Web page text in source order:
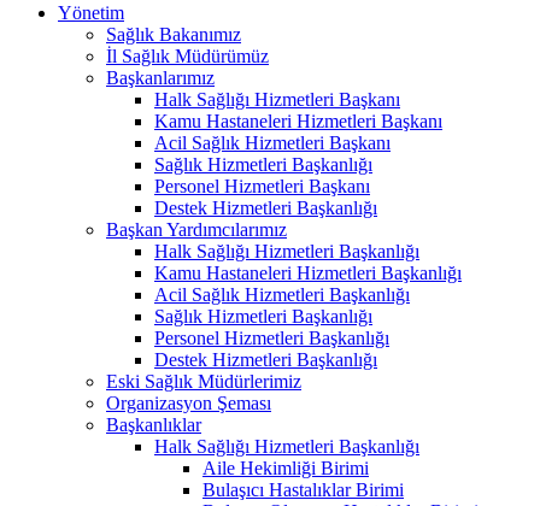
Yönetim
Sağlık Bakanımız
İl Sağlık Müdürümüz
Başkanlarımız
Halk Sağlığı Hizmetleri Başkanı
Kamu Hastaneleri Hizmetleri Başkanı
Acil Sağlık Hizmetleri Başkanı
Sağlık Hizmetleri Başkanlığı
Personel Hizmetleri Başkanı
Destek Hizmetleri Başkanlığı
Başkan Yardımcılarımız
Halk Sağlığı Hizmetleri Başkanlığı
Kamu Hastaneleri Hizmetleri Başkanlığı
Acil Sağlık Hizmetleri Başkanlığı
Sağlık Hizmetleri Başkanlığı
Personel Hizmetleri Başkanlığı
Destek Hizmetleri Başkanlığı
Eski Sağlık Müdürlerimiz
Organizasyon Şeması
Başkanlıklar
Halk Sağlığı Hizmetleri Başkanlığı
Aile Hekimliği Birimi
Bulaşıcı Hastalıklar Birimi